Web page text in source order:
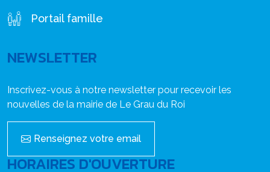
Portail famille
NEWSLETTER
Inscrivez-vous à notre newsletter pour recevoir les
nouvelles de la mairie de Le Grau du Roi
Renseignez votre email
HORAIRES D'OUVERTURE